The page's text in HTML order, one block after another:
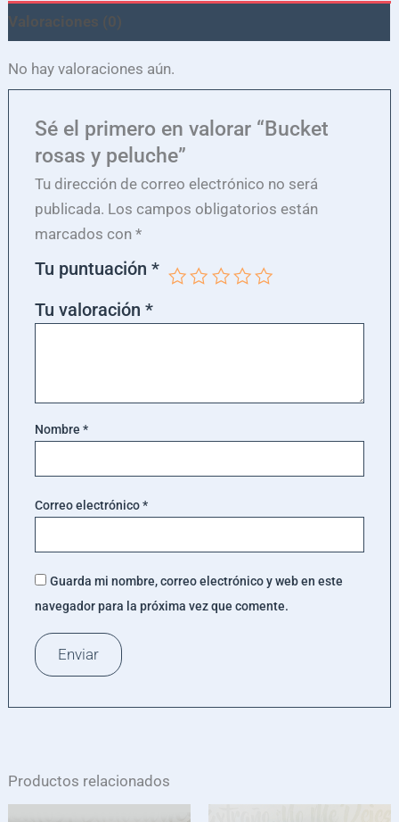
Valoraciones (0)
No hay valoraciones aún.
Sé el primero en valorar “Bucket
rosas y peluche”
Tu dirección de correo electrónico no será
publicada. Los campos obligatorios están
marcados con *
Tu puntuación *
Tu valoración *
Nombre *
Correo electrónico*
Guarda mi nombre, correo electrónico y web en este
navegador para la próxima vez que comente.
Productos relacionados